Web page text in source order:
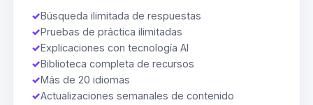
✓Búsqueda ilimitada de respuestas
✓Pruebas de práctica ilimitadas
✓Explicaciones con tecnología AI
✓Biblioteca completa de recursos
✓Más de 20 idiomas
✓Actualizaciones semanales de contenido